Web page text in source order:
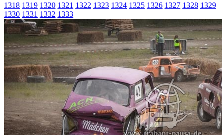
1318 1319 1320 1321 1322 1323 1324 1325 1326 1327 1328 1329
1330 1331 1332 1333